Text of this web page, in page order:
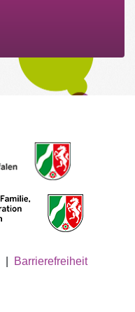
Barrierefreiheit